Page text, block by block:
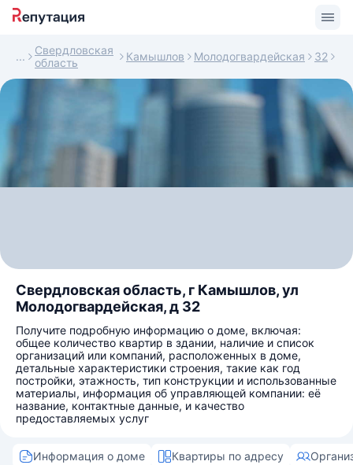
Свердловская
область
Камышлов Молодогвардейская 32
Свердловская область, г Камышлов, ул
Молодогвардейская, д 32
Получите подробную информацию о доме, включая:
общее количество квартир в здании, наличие и список
организаций или компаний, расположенных в доме,
детальные характеристики строения, такие как год
постройки, этажность, тип конструкции и использованные
материалы, информация об управляющей компании: её
название, контактные данные, и качество
предоставляемых услуг
Информация о доме Квартиры по адресу